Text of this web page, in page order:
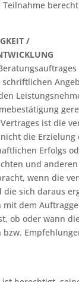
Teilnahme
/
ist die
die Erzielung
Erfolgs
und
wenn die
die sich daraus
mit dem
ob oder wann
bzw.